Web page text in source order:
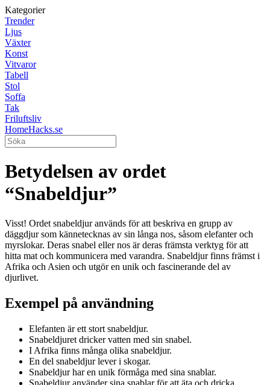
Kategorier
Trender
Ljus
Växter
Konst
Vitvaror
Tabell
Stol
Soffa
Tak
Friluftsliv
HomeHacks.se
Betydelsen av ordet
“Snabeldjur”
Visst! Ordet snabeldjur används för att beskriva en grupp av
däggdjur som kännetecknas av sin långa nos, såsom elefanter och
myrslokar. Deras snabel eller nos är deras främsta verktyg för att
hitta mat och kommunicera med varandra. Snabeldjur finns främst i
Afrika och Asien och utgör en unik och fascinerande del av
djurlivet.
Exempel på användning
Elefanten är ett stort snabeldjur.
Snabeldjuret dricker vatten med sin snabel.
I Afrika finns många olika snabeldjur.
En del snabeldjur lever i skogar.
Snabeldjur har en unik förmåga med sina snablar.
Snabeldjur använder sina snablar för att äta och dricka.